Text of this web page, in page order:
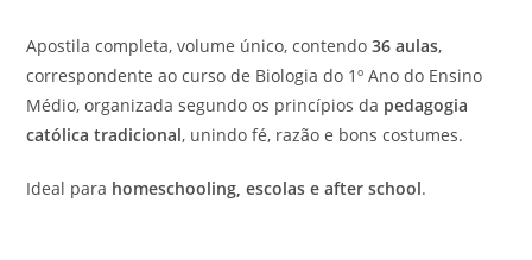
Apostila completa, volume único, contendo36 aulas,
correspondente ao curso de Biologia do 1º Ano do Ensino
Médio, organizada segundo os princípios da pedagogia
católica tradicional, unindo fé, razão e bons costumes.
Ideal para homeschooling, escolas e after school.